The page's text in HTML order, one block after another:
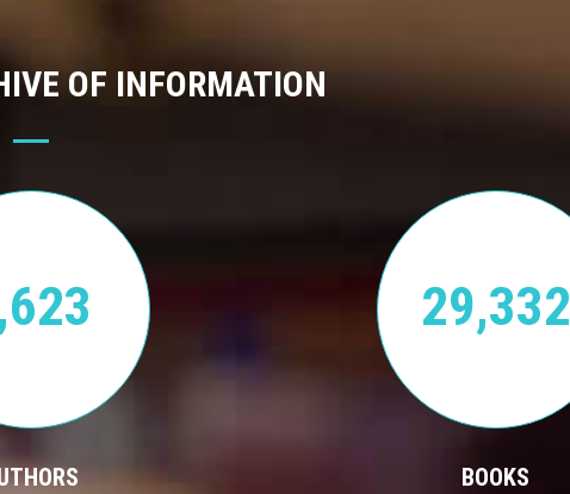
OF INFORMATION
29,332
BOOKS